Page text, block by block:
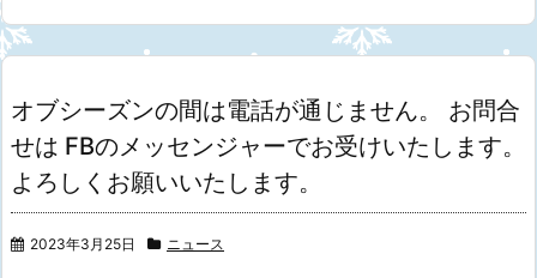
オブシーズンの間は電話が通じません。 お問合
せは FBのメッセンジャーでお受けいたします。
よろしくお願いいたします。
2023年3月25日 ニュース